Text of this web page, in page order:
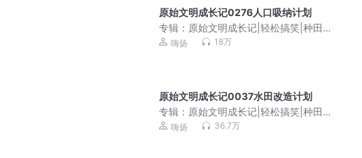
原始文明成长记0276人口吸纳计划
专辑： 原始文明成长记|轻松搞笑|种田争
霸有声剧
嗨扬 18万
原始文明成长记0037水田改造计划
专辑： 原始文明成长记|轻松搞笑|种田争
霸有声剧
嗨扬 36.7万